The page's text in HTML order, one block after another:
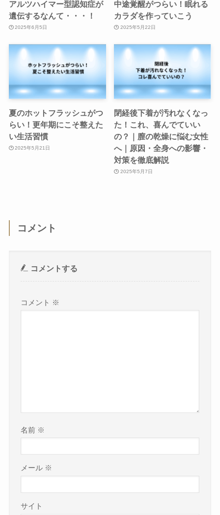
アルツハイマー型認知症が
遺伝するなんて・・・！
2025年6月5日
中途覚醒がつらい！眠れる
カラダを作っていこう
2025年5月22日
夏のホットフラッシュがつ
らい！更年期にこそ整えた
い生活習慣
2025年5月21日
閉経後下着が汚れなくなっ
た！これ、喜んでていい
の？｜膣の乾燥に悩む女性
へ｜原因・全身への影響・
対策を徹底解説
2025年5月7日
コメント
コメントする
コメント ※
名前 ※
メール ※
サイト